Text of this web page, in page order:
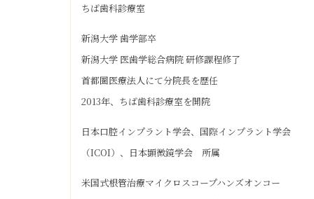
ちば歯科診療室
新潟大学 歯学部卒
新潟大学 医歯学総合病院 研修課程修了
首都圏医療法人にて分院長を歴任
2013年、ちば歯科診療室を開院
日本口腔インプラント学会、国際インプラント学会
（ICOI）、日本顕微鏡学会 所属
米国式根管治療マイクロスコープハンズオンコー